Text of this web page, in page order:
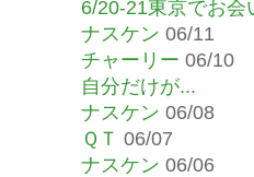
6/20-21東京でお
ナスケン 06/11
チャーリー 06/10
自分だけが...
ナスケン 06/08
ＱＴ 06/07
ナスケン 06/06